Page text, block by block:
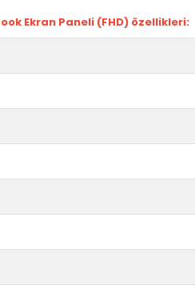
Ekran Paneli (FHD) özellikleri: